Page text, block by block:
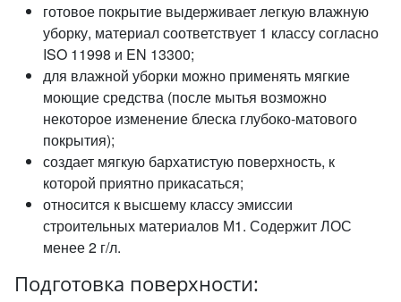
готовое покрытие выдерживает легкую влажную
уборку, материал соответствует 1 классу согласно
ISO 11998 и EN 13300;
для влажной уборки можно применять мягкие
моющие средства (после мытья возможно
некоторое изменение блеска глубоко-матового
покрытия);
создает мягкую бархатистую поверхность, к
которой приятно прикасаться;
относится к высшему классу эмиссии
строительных материалов М1. Содержит ЛОС
менее 2 г/л.
Подготовка поверхности: